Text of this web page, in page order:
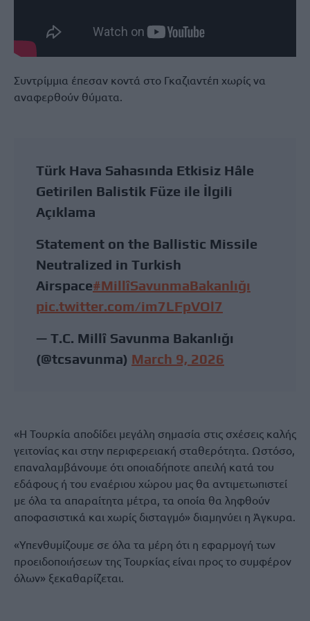
Συντρίμμια έπεσαν κοντά στο Γκαζιαντέπ χωρίς να
αναφερθούν θύματα.
Türk Hava Sahasında Etkisiz Hâle
Getirilen Balistik Füze ile İlgili
Açıklama
Statement on the Ballistic Missile
Neutralized in Turkish
Airspace#MillîSavunmaBakanlığı
pic.twitter.com/im7LFpVOl7
— T.C. Millî Savunma Bakanlığı
(@tcsavunma) March 9, 2026
«Η Τουρκία αποδίδει μεγάλη σημασία στις σχέσεις καλής
γειτονίας και στην περιφερειακή σταθερότητα. Ωστόσο,
επαναλαμβάνουμε ότι οποιαδήποτε απειλή κατά του
εδάφους ή του εναέριου χώρου μας θα αντιμετωπιστεί
με όλα τα απαραίτητα μέτρα, τα οποία θα ληφθούν
αποφασιστικά και χωρίς δισταγμό» διαμηνύει η Άγκυρα.
«Υπενθυμίζουμε σε όλα τα μέρη ότι η εφαρμογή των
προειδοποιήσεων της Τουρκίας είναι προς το συμφέρον
όλων» ξεκαθαρίζεται.